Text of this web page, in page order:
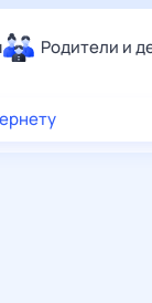
Родители и
Еда